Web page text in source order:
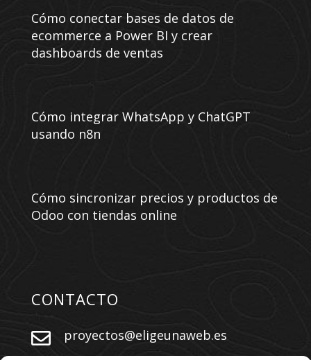
Cómo conectar bases de datos de
ecommerce a Power BI y crear
dashboards de ventas
Cómo integrar WhatsApp y ChatGPT
usando n8n
Cómo sincronizar precios y productos de
Odoo con tiendas online
CONTACTO
 proyectos@eligeunaweb.es